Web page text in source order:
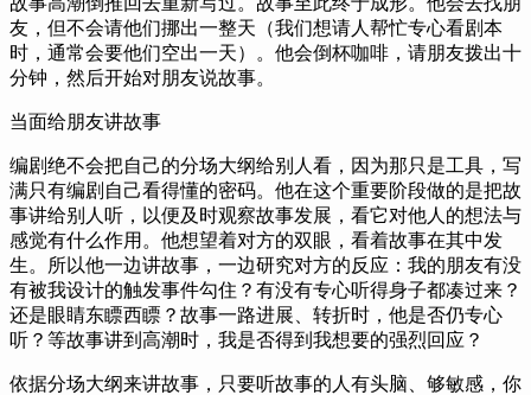
友，但不会请他们挪出一整天（我们想请人帮忙专心看剧本
时，通常会要他们空出一天）。他会倒杯咖啡，请朋友拨出十
分钟，然后开始对朋友说故事。
当面给朋友讲故事
编剧绝不会把自己的分场大纲给别人看，因为那只是工具，写
满只有编剧自己看得懂的密码。他在这个重要阶段做的是把故
事讲给别人听，以便及时观察故事发展，看它对他人的想法与
感觉有什么作用。他想望着对方的双眼，看着故事在其中发
生。所以他一边讲故事，一边研究对方的反应：我的朋友有没
有被我设计的触发事件勾住？有没有专心听得身子都凑过来？
还是眼睛东瞟西瞟？故事一路进展、转折时，他是否仍专心
听？等故事讲到高潮时，我是否得到我想要的强烈回应？
依据分场大纲来讲故事，只要听故事的人有头脑、够敏感，你